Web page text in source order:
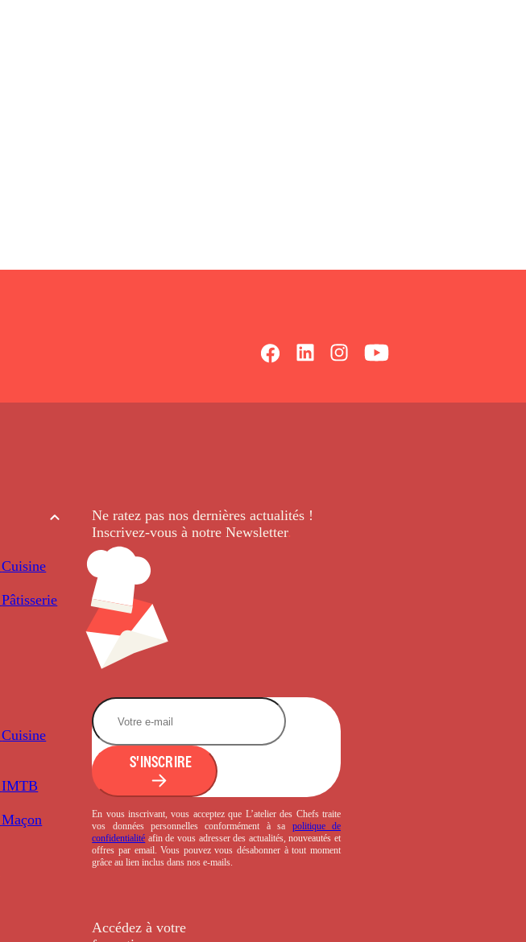
Cuisine
Pâtisserie
Cuisine
IMTB
Maçon
Ne ratez pas nos dernièresactualités !
Inscrivez-vous à notre Newsletter.
S'INSCRIRE
En vous inscrivant, vous acceptez que L’atelier des Chefs traite
vos données personnelles conformément à sa politique de
confidentialité afin de vous adresser des actualités, nouveautés et
offres par email. Vous pouvez vous désabonner à tout moment
grâce au lien inclus dans nos e-mails.
Accédez à votre